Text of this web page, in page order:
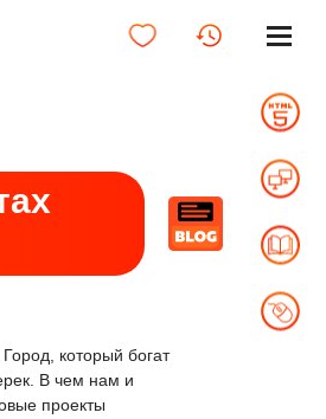
который богат
В чем нам и
проекты